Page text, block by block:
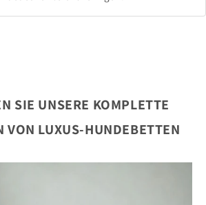
SIE UNSERE KOMPLETTE
VON LUXUS-HUNDEBETTEN